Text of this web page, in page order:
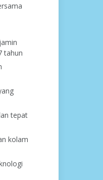
tahun
tepat
kolam